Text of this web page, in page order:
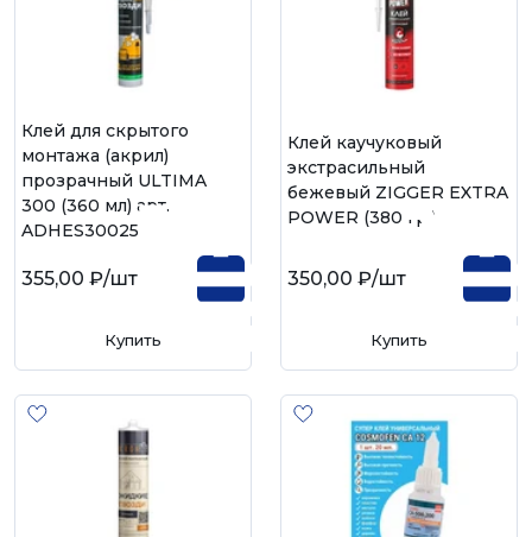
Клей для скрытого
монтажа (акрил)
прозрачный ULTIMA
300 (360 мл) арт.
ADHES30025
355,00 ₽/шт
Купить
Клей каучуковый
экстрасильный
бежевый ZIGGER EXTRA
POWER (380 гр.)
350,00 ₽/шт
Купить